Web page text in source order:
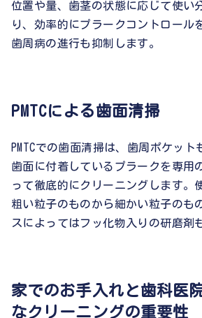
位置や量、歯茎の状態に応じて使い
り、効率的にプラークコントロール
歯周病の進行も抑制します。
PMTCによる歯面清掃
PMTCでの歯面清掃は、歯周ポケット
歯面に付着しているプラークを専用
って徹底的にクリーニングします。
粗い粒子のものから細かい粒子のも
スによってはフッ化物入りの研磨剤
家でのお手入れと歯科医
なクリーニングの重要性